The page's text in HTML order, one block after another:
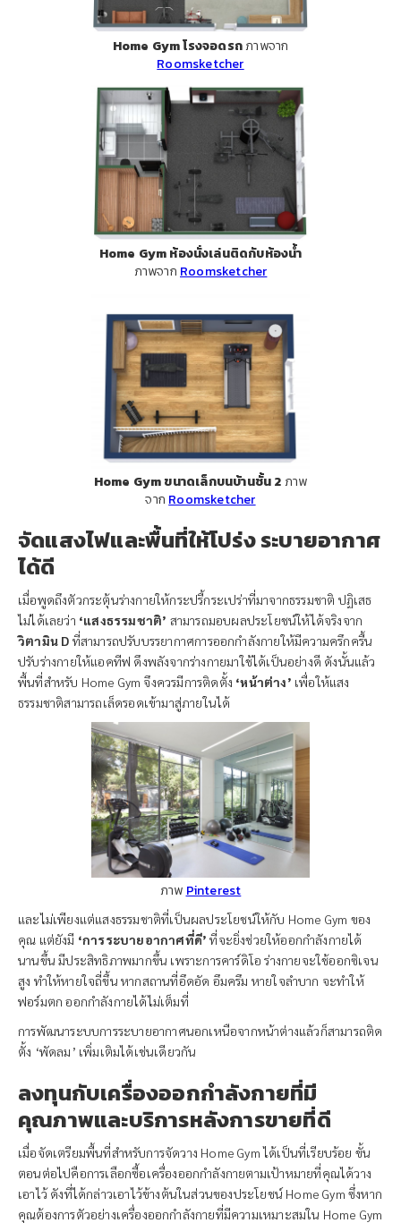
Home Gym โรงจอดรถภาพจาก
Roomsketcher
Home Gym ห้องนั่งเล่นติดกับห้องน้ำ
ภาพจาก Roomsketcher
Home Gym ขนาดเล็กบนบ้านชั้น 2ภาพ
จาก Roomsketcher
จัดแสงไฟและพื้นที่ให้โปร่ง ระบายอากาศ
ได้ดี
เมื่อพูดถึงตัวกระตุ้นร่างกายให้กระปรี้กระเปร่าที่มาจากธรรมชาติ ปฏิเสธ
ไม่ได้เลยว่า ‘แสงธรรมชาติ’ สามารถมอบผลประโยชน์ให้ได้จริงจาก
วิตามิน D ที่สามารถปรับบรรยากาศการออกกำลังกายให้มีความครึกครื้น
ปรับร่างกายให้แอคทีฟ ดึงพลังจากร่างกายมาใช้ได้เป็นอย่างดี ดังนั้นแล้ว
พื้นที่สำหรับ Home Gym จึงควรมีการติดตั้ง ‘หน้าต่าง’ เพื่อให้แสง
ธรรมชาติสามารถเล็ดรอดเข้ามาสู่ภายในได้
ภาพ Pinterest
และไม่เพียงแต่แสงธรรมชาติที่เป็นผลประโยชน์ให้กับ Home Gym ของ
คุณ แต่ยังมี ‘การระบายอากาศที่ดี’ที่จะยิ่งช่วยให้ออกกำลังกายได้
นานขึ้น มีประสิทธิภาพมากขึ้น เพราะการคาร์ดิโอ ร่างกายจะใช้ออกซิเจน
สูง ทำให้หายใจถี่ขึ้น หากสถานที่อึดอัด อึมครึม หายใจลำบาก จะทำให้
ฟอร์มตก ออกกำลังกายได้ไม่เต็มที่
การพัฒนาระบบการระบายอากาศนอกเหนือจากหน้าต่างแล้วก็สามารถติด
ตั้ง ‘พัดลม’ เพิ่มเติมได้เช่นเดียวกัน
ลงทุนกับเครื่องออกกำลังกายที่มี
คุณภาพและบริการหลังการขายที่ดี
เมื่อจัดเตรียมพื้นที่สำหรับการจัดวาง Home Gym ได้เป็นที่เรียบร้อย ขั้น
ตอนต่อไปคือการเลือกซื้อเครื่องออกกำลังกายตามเป้าหมายที่คุณได้วาง
เอาไว้ ดังที่ได้กล่าวเอาไว้ข้างต้นในส่วนของประโยชน์ Home Gym ซึ่งหาก
คุณต้องการตัวอย่างเครื่องออกกำลังกายที่มีความเหมาะสมใน Home Gym